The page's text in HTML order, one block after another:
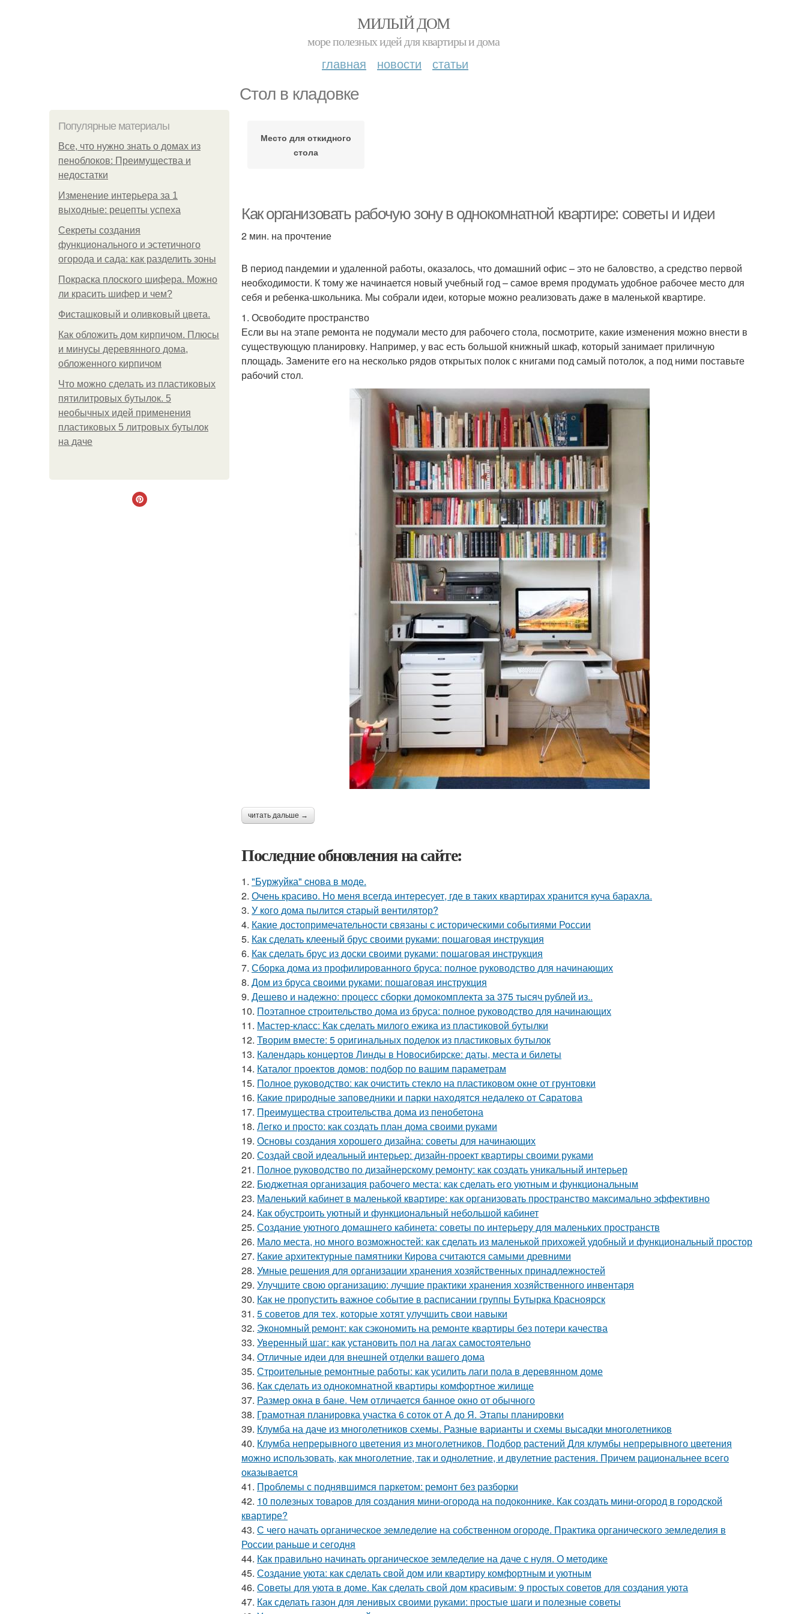
МИЛЫЙ ДОМ
море полезных идей для квартиры и дома
главная новости статьи
Стол в кладовке
Популярные материалы
Все, что нужно знать о домах из
пеноблоков: Преимущества и
недостатки
Изменение интерьера за 1
выходные: рецепты успеха
Секреты создания
функционального и эстетичного
огорода и сада: как разделить зоны
Покраска плоского шифера. Можно
ли красить шифер и чем?
Фисташковый и оливковый цвета.
Как обложить дом кирпичом. Плюсы
и минусы деревянного дома,
обложенного кирпичом
Что можно сделать из пластиковых
пятилитровых бутылок. 5
необычных идей применения
пластиковых 5 литровых бутылок
на даче
Место для откидного
стола
Как организовать рабочую зону в однокомнатной квартире: советы и идеи
2 мин. на прочтение
В период пандемии и удаленной работы, оказалось, что домашний офис – это не баловство, а средство первой
необходимости. К тому же начинается новый учебный год – самое время продумать удобное рабочее место для
себя и ребенка-школьника. Мы собрали идеи, которые можно реализовать даже в маленькой квартире.
1. Освободите пространство
Если вы на этапе ремонта не подумали место для рабочего стола, посмотрите, какие изменения можно внести в
существующую планировку. Например, у вас есть большой книжный шкаф, который занимает приличную
площадь. Замените его на несколько рядов открытых полок с книгами под самый потолок, а под ними поставьте
рабочий стол.
читать дальше →
Последние обновления на сайте:
1. "Буржуйка" cнова в моде.
2. Очень красиво. Но меня всегда интересует, где в таких квартирах хранится куча барахла.
3. У кого дома пылитcя cтарый вентилятор?
4. Какие достопримечательности связаны с историческими событиями России
5. Как сделать клееный брус своими руками: пошаговая инструкция
6. Как сделать брус из доски своими руками: пошаговая инструкция
7. Сборка дома из профилированного бруса: полное руководство для начинающих
8. Дом из бруса своими руками: пошаговая инструкция
9. Дешево и надежно: процесс сборки домокомплекта за 375 тысяч рублей из..
10. Поэтапное строительство дома из бруса: полное руководство для начинающих
11. Мастер-класс: Как сделать милого ежика из пластиковой бутылки
12. Творим вместе: 5 оригинальных поделок из пластиковых бутылок
13. Календарь концертов Линды в Новосибирске: даты, места и билеты
14. Каталог проектов домов: подбор по вашим параметрам
15. Полное руководство: как очистить стекло на пластиковом окне от грунтовки
16. Какие природные заповедники и парки находятся недалеко от Саратова
17. Преимущества строительства дома из пенобетона
18. Легко и просто: как создать план дома своими руками
19. Основы создания хорошего дизайна: советы для начинающих
20. Создай свой идеальный интерьер: дизайн-проект квартиры своими руками
21. Полное руководство по дизайнерскому ремонту: как создать уникальный интерьер
22. Бюджетная организация рабочего места: как сделать его уютным и функциональным
23. Маленький кабинет в маленькой квартире: как организовать пространство максимально эффективно
24. Как обустроить уютный и функциональный небольшой кабинет
25. Создание уютного домашнего кабинета: советы по интерьеру для маленьких пространств
26. Мало места, но много возможностей: как сделать из маленькой прихожей удобный и функциональный простор
27. Какие архитектурные памятники Кирова считаются самыми древними
28. Умные решения для организации хранения хозяйственных принадлежностей
29. Улучшите свою организацию: лучшие практики хранения хозяйственного инвентаря
30. Как не пропустить важное событие в расписании группы Бутырка Красноярск
31. 5 советов для тех, которые хотят улучшить свои навыки
32. Экономный ремонт: как сэкономить на ремонте квартиры без потери качества
33. Уверенный шаг: как установить пол на лагах самостоятельно
34. Отличные идеи для внешней отделки вашего дома
35. Строительные ремонтные работы: как усилить лаги пола в деревянном доме
36. Как сделать из однокомнатной квартиры комфортное жилище
37. Размер окна в бане. Чем отличается банное окно от обычного
38. Грамотная планировка участка 6 соток от А до Я. Этапы планировки
39. Клумба на даче из многолетников схемы. Разные варианты и схемы высадки многолетников
40. Клумба непрерывного цветения из многолетников. Подбор растений Для клумбы непрерывного цветения
можно использовать, как многолетние, так и однолетние, и двулетние растения. Причем рациональнее всего
оказывается
41. Проблемы с поднявшимся паркетом: ремонт без разборки
42. 10 полезных товаров для создания мини-огорода на подоконнике. Как создать мини-огород в городской
квартире?
43. С чего начать органическое земледелие на собственном огороде. Практика органического земледелия в
России раньше и сегодня
44. Как правильно начинать органическое земледелие на даче с нуля. О методике
45. Создание уюта: как сделать свой дом или квартиру комфортным и уютным
46. Советы для уюта в доме. Как сделать свой дом красивым: 9 простых советов для создания уюта
47. Как сделать газон для ленивых своими руками: простые шаги и полезные советы